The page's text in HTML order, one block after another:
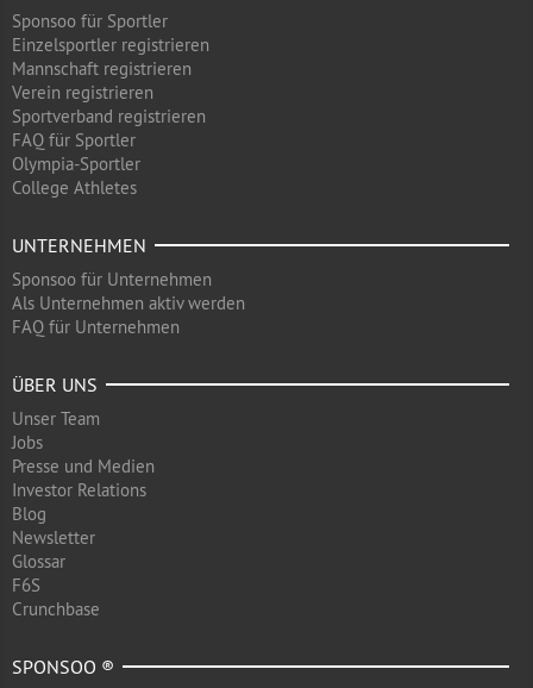
Sponsoo für Sportler
Einzelsportler registrieren
Mannschaft registrieren
Verein registrieren
Sportverband registrieren
FAQ für Sportler
Olympia-Sportler
College Athletes
UNTERNEHMEN
Sponsoo für Unternehmen
Als Unternehmen aktiv werden
FAQ für Unternehmen
ÜBER UNS
Unser Team
Jobs
Presse und Medien
Investor Relations
Blog
Newsletter
Glossar
F6S
Crunchbase
SPONSOO ®